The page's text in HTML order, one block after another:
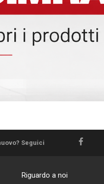
Seguici
Riguardo a noi